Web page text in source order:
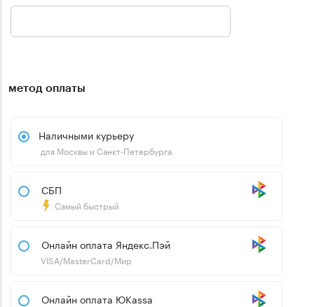
метод оплаты
Наличными курьеру
для Москвы и Санкт-Петербурга
СБП
Самый быстрый
Онлайн оплата Яндекс.Пэй
VISA/MasterCard/Мир
Онлайн оплата ЮKassa